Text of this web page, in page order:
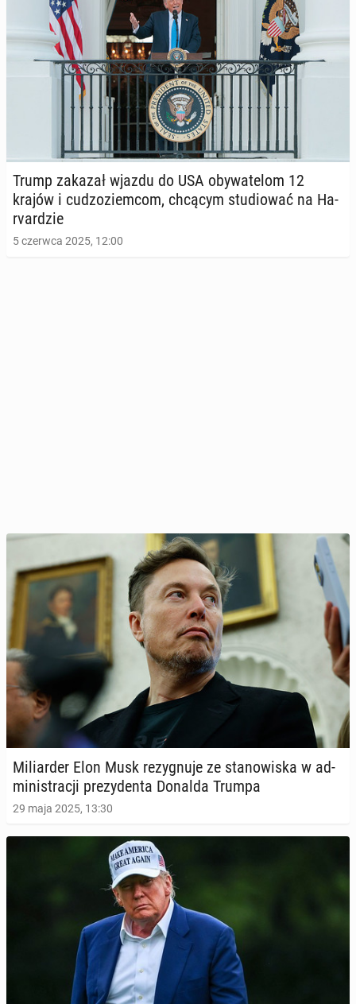
Trump zakazał wjazdu do USA oby­wa­te­lom 12
krajów i cu­dzo­ziem­com, chcącym stu­dio­wać na Ha­
rvar­dzie
5 czerwca 2025, 12:00
Mi­liar­der Elon Musk re­zy­gnu­je ze sta­no­wi­ska w ad­
mi­ni­stra­cji pre­zy­den­ta Donalda Trumpa
29 maja 2025, 13:30